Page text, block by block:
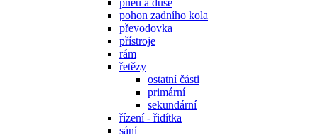
pohon zadního kola
převodovka
přístroje
rám
řetězy
ostatní části
primární
sekundární
řízení - řidítka
sání